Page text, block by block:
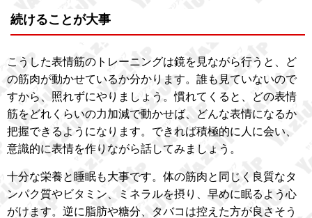
続けることが大事
こうした表情筋のトレーニングは鏡を見ながら行うと、ど
の筋肉が動かせているか分かります。誰も見ていないので
すから、照れずにやりましょう。慣れてくると、どの表情
筋をどれくらいの力加減で動かせば、どんな表情になるか
把握できるようになります。できれば積極的に人に会い、
意識的に表情を作りながら話してみましょう。
十分な栄養と睡眠も大事です。体の筋肉と同じく良質なタ
ンパク質やビタミン、ミネラルを摂り、早めに眠るよう心
がけます。逆に脂肪や糖分、タバコは控えた方が良さそう